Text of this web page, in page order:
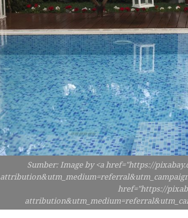
Sumber: Image by <a href="https://
href="https://